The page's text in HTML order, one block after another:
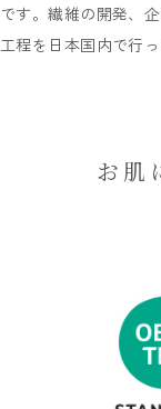
です。繊維の開発、
工程を日本国内で行っ
お肌